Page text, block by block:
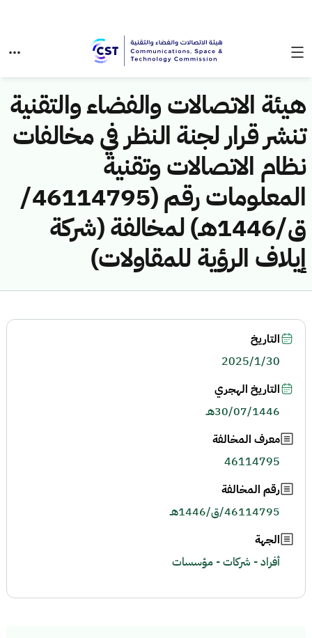
هيئة الاتصالات والفضاء والتقنية
تنشر قرار لجنة النظر في مخالفات
نظام الاتصالات وتقنية
المعلومات رقم (46114795/
ق/1446هـ) لمخالفة (شركة
إيلاف الرؤية للمقاولات)
التاريخ
2025/1/30
التاريخ الهجري
30/07/1446هـ
معرف المخالفة
46114795
رقم المخالفة
46114795/ق/1446هـ
الجهة
أفراد - شركات - مؤسسات